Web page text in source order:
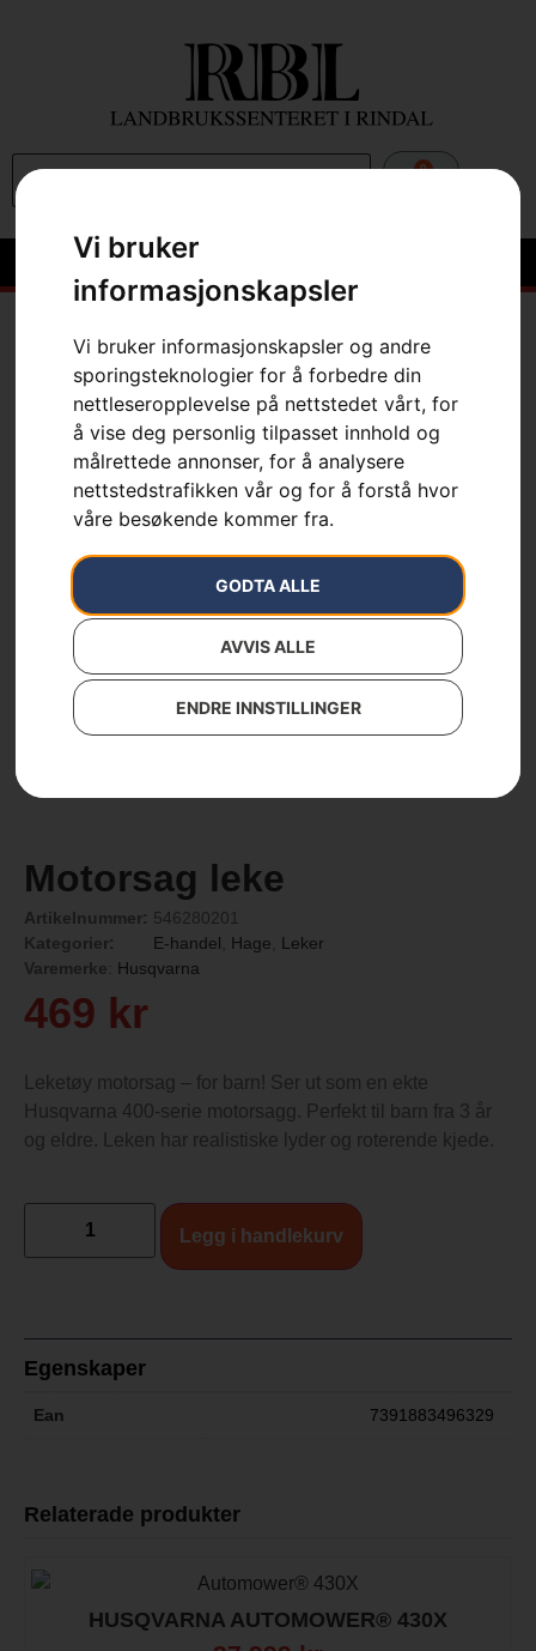
Vi bruker
informasjonskapsler
Vi bruker informasjonskapsler og andre
sporingsteknologier for å forbedre din
nettleseropplevelse på nettstedet vårt, for
å vise deg personlig tilpasset innhold og
målrettede annonser, for å analysere
nettstedstrafikken vår og for å forstå hvor
våre besøkende kommer fra.
GODTA ALLE
AVVIS ALLE
ENDRE INNSTILLINGER
0
Motorsag leke
Artikelnummer: 546280201
Kategorier:
E-handel Hage
Leker
Varemerke
Husqvarna
469 kr
Leketøy motorsag – for barn! Ser ut som en ekte
Husqvarna 400-serie motorsagg. Perfekt til barn fra 3 år
og eldre. Leken har realistiske lyder og roterende kjede.
Legg i handlekurv
Egenskaper
Ean 7391883496329
Relaterade produkter
HUSQVARNA AUTOMOWER® 430X